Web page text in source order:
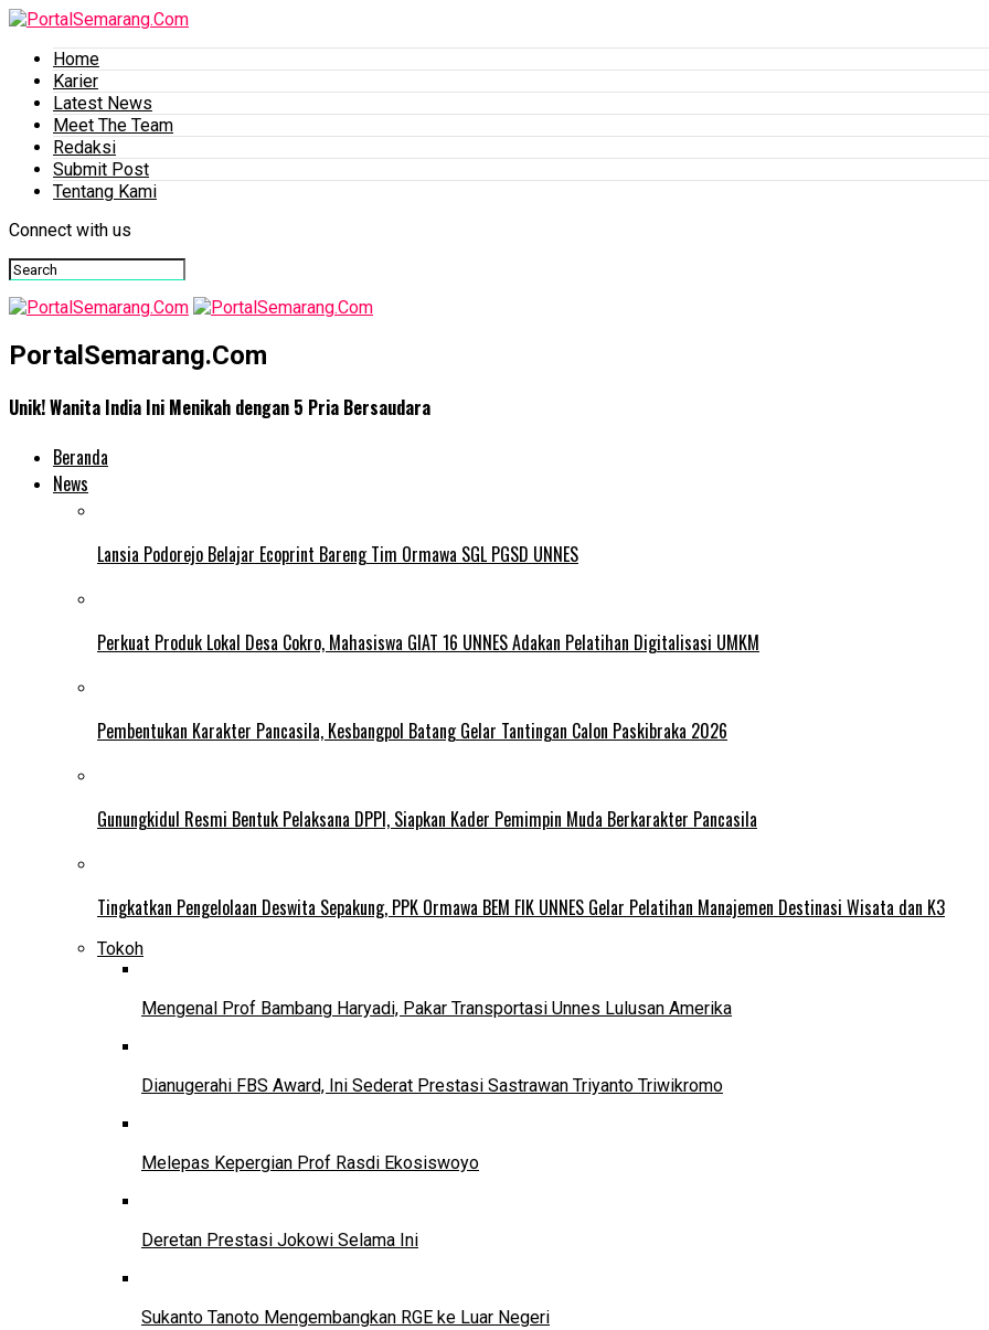
Home
Karier
Latest News
Meet The Team
Redaksi
Submit Post
Tentang Kami
Connect with us
PortalSemarang.Com
Unik! Wanita India Ini Menikah dengan 5 Pria Bersaudara
Beranda
News
Lansia Podorejo Belajar Ecoprint Bareng Tim Ormawa SGL PGSD UNNES
Perkuat Produk Lokal Desa Cokro, Mahasiswa GIAT 16 UNNES Adakan Pelatihan Digitalisasi UMKM
Pembentukan Karakter Pancasila, Kesbangpol Batang Gelar Tantingan Calon Paskibraka 2026
Gunungkidul Resmi Bentuk Pelaksana DPPI, Siapkan Kader Pemimpin Muda Berkarakter Pancasila
Tingkatkan Pengelolaan Deswita Sepakung, PPK Ormawa BEM FIK UNNES Gelar Pelatihan Manajemen Destinasi Wisata dan K3
Tokoh
Mengenal Prof Bambang Haryadi, Pakar Transportasi Unnes Lulusan Amerika
Dianugerahi FBS Award, Ini Sederat Prestasi Sastrawan Triyanto Triwikromo
Melepas Kepergian Prof Rasdi Ekosiswoyo
Deretan Prestasi Jokowi Selama Ini
Sukanto Tanoto Mengembangkan RGE ke Luar Negeri